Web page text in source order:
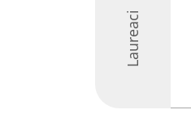
Laureaci